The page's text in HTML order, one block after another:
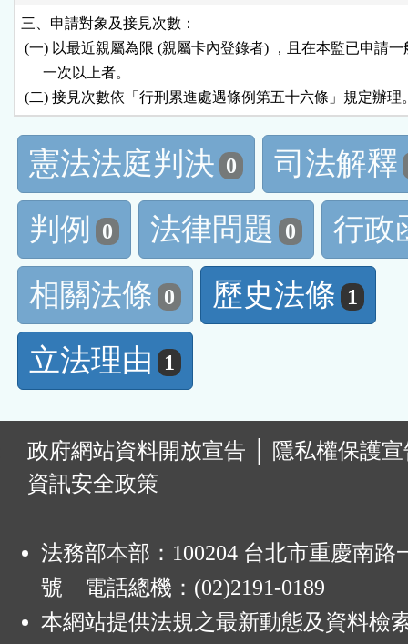
三、申請對象及接見次數：
(一) 以最近親屬為限 (親屬卡內登錄者) ，且在本監已申請一
      一次以上者。
(二) 接見次數依「行刑累進處遇條例第五十六條」規定辦理
憲法法庭判決 0
司法解釋
判例
0 法律問題 0
行政
相關法條 0 歷史法條 1
立法理由 1
政府網站資料開放宣告
隱私權保護
資訊安全政策
法務部本部：100204 台北市重慶南路
號 電話總機：(02)2191-0189
本網站提供法規之最新動態及資料檢